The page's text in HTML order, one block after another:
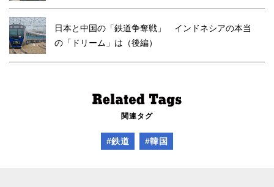
日本と中国の「鉄道争奪戦」 インドネシアの本当
の「ドリーム」は（後編）
関連タグ
#鉄道 #韓国